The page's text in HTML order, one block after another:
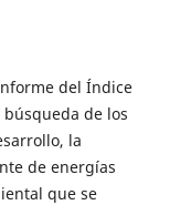
del Índice
de los
la
de energías
que se